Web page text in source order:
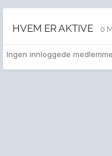
HVEM ER AKTIVE 0
Ingen innloggede